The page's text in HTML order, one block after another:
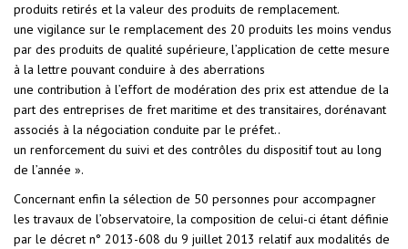
produits retirés et la valeur des produits de remplacement.
une vigilance sur le remplacement des 20 produits les moins vendus
par des produits de qualité supérieure, l’application de cette mesure
à la lettre pouvant conduire à des aberrations
une contribution à l’effort de modération des prix est attendue de la
part des entreprises de fret maritime et des transitaires, dorénavant
associés à la négociation conduite par le préfet..
un renforcement du suivi et des contrôles du dispositif tout au long
de l’année ».
Concernant enfin la sélection de 50 personnes pour accompagner
les travaux de l’observatoire, la composition de celui-ci étant définie
par le décret n° 2013-608 du 9 juillet 2013 relatif aux modalités de